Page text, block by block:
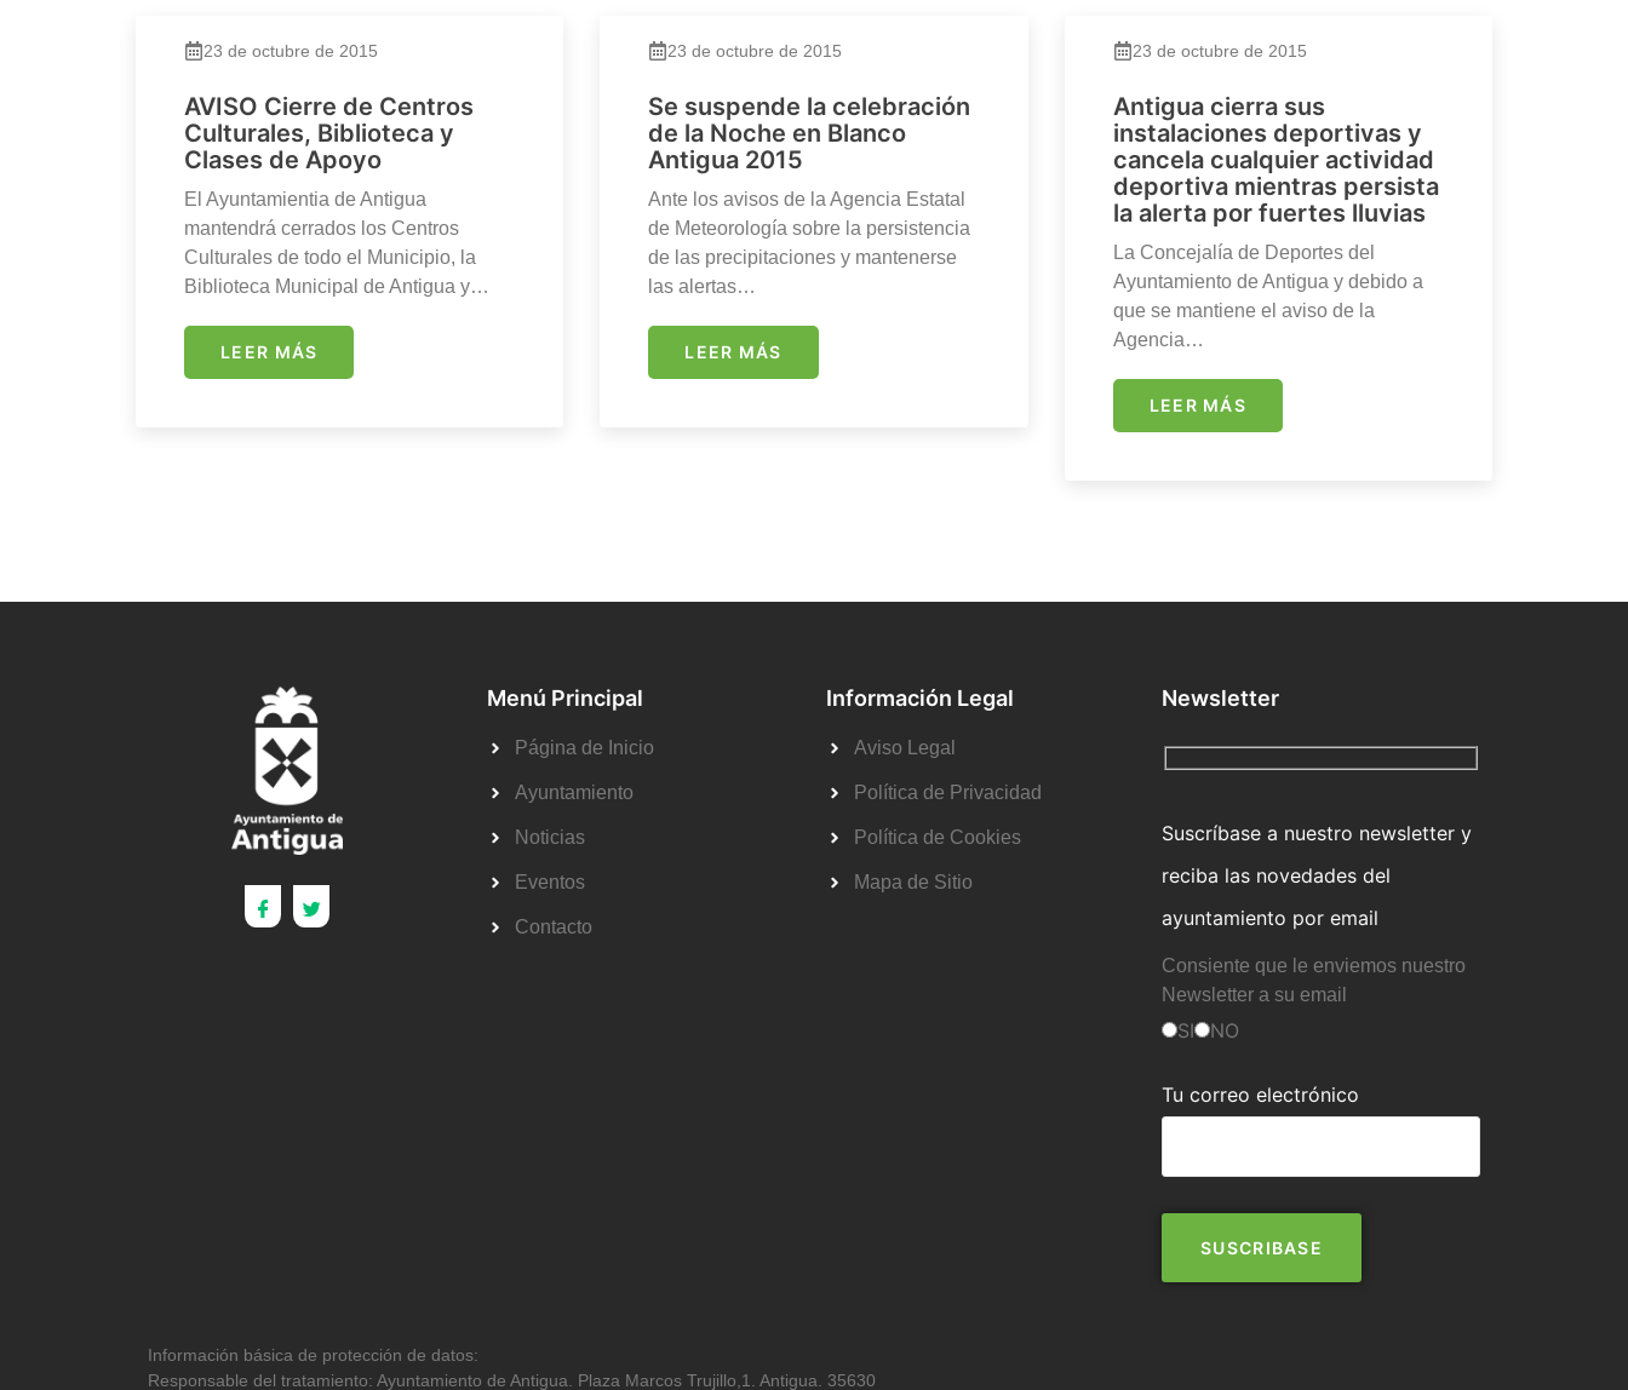
23 de octubre de 2015
AVISO Cierre de Centros
Culturales, Biblioteca y
Clases de Apoyo
El Ayuntamientia de Antigua
mantendrá cerrados los Centros
Culturales de todo el Municipio, la
Biblioteca Municipal de Antigua y…
LEER MÁS
23 de octubre de 2015
Se suspende la celebración
de la Noche en Blanco
Antigua 2015
Ante los avisos de la Agencia Estatal
de Meteorología sobre la persistencia
de las precipitaciones y mantenerse
las alertas…
LEER MÁS
23 de octubre de 2015
Antigua cierra sus
instalaciones deportivas y
cancela cualquier actividad
deportiva mientras persista
la alerta por fuertes lluvias
La Concejalía de Deportes del
Ayuntamiento de Antigua y debido a
que se mantiene el aviso de la
Agencia…
LEER MÁS
Menú Principal
Página de Inicio
Ayuntamiento
Noticias
Eventos
Contacto
Información Legal
Aviso Legal
Política de Privacidad
Política de Cookies
Mapa de Sitio
Newsletter
Suscríbase a nuestro newsletter y
reciba las novedades del
ayuntamiento por email
Consiente que le enviemos nuestro
Newsletter a su email
SI NO
Tu correo electrónico
Información básica de protección de datos:
Responsable del tratamiento: Ayuntamiento de Antigua. Plaza Marcos Trujillo,1. Antigua. 35630